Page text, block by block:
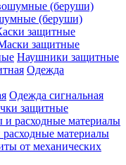
(беруши)
защитные
защитные
Наушники защитные
Одежда
Одежда сигнальная
защитные
материалы